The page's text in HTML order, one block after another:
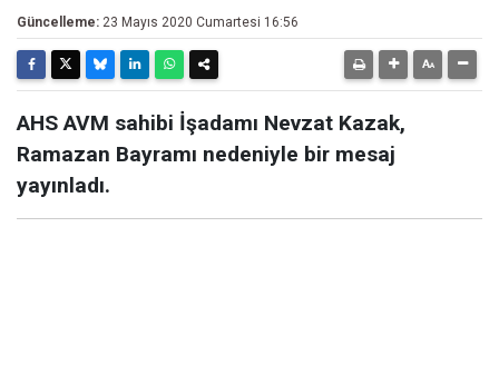
Güncelleme: 23 Mayıs 2020 Cumartesi 16:56
AHS AVM sahibi İşadamı Nevzat Kazak,
Ramazan Bayramı nedeniyle bir mesaj
yayınladı.